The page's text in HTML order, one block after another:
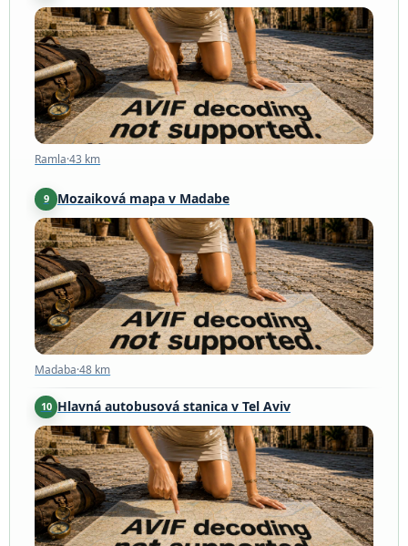
Ramla·43 km
Ramla·43 km
9 Mozaiková mapa v Madabe
Madaba·48 km
Madaba·48 km
10 Hlavná autobusová stanica v Tel Aviv
Tel Aviv-Jafo·56 km